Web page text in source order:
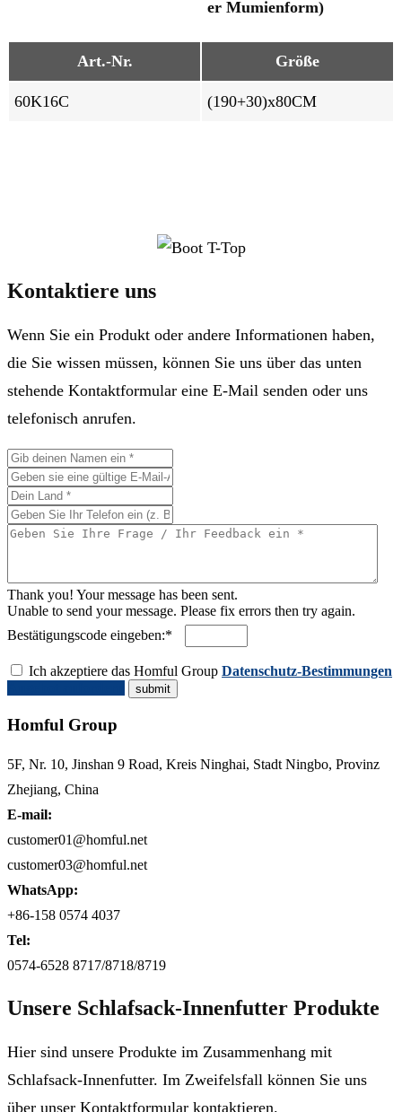
er Mumienform)
Art.-Nr. Größe
60K16C (190+30)x80CM
Kontaktiere uns
Wenn Sie ein Produkt oder andere Informationen haben,
die Sie wissen müssen, können Sie uns über das unten
stehende Kontaktformular eine E-Mail senden oder uns
telefonisch anrufen.
Thank you! Your message has been sent.
Unable to send your message. Please fix errors then try again.
Bestätigungscode eingeben:*
Ich akzeptiere das Homful Group Datenschutz-Bestimmungen
Homful Group
5F, Nr. 10, Jinshan 9 Road, Kreis Ninghai, Stadt Ningbo, Provinz
Zhejiang, China
E-mail:
customer01@homful.net
customer03@homful.net
WhatsApp:
+86-158 0574 4037
Tel:
0574-6528 8717/8718/8719
Unsere Schlafsack-Innenfutter Produkte
Hier sind unsere Produkte im Zusammenhang mit
Schlafsack-Innenfutter. Im Zweifelsfall können Sie uns
über unser Kontaktformular kontaktieren.